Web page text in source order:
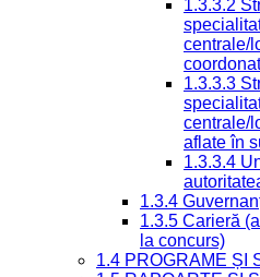
1.3.3.2
centrale/
1.3.3.3
centrale/
aflate în
1.3.3.4
1.3.4
1.3.5 Carieră
la concurs)
1.4 PROGRAME ȘI